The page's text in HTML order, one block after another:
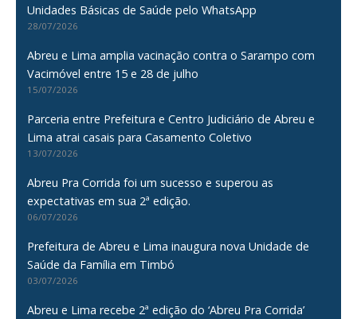
Unidades Básicas de Saúde pelo WhatsApp
28/07/2026
Abreu e Lima amplia vacinação contra o Sarampo com
Vacimóvel entre 15 e 28 de julho
15/07/2026
Parceria entre Prefeitura e Centro Judiciário de Abreu e
Lima atrai casais para Casamento Coletivo
13/07/2026
Abreu Pra Corrida foi um sucesso e superou as
expectativas em sua 2ª edição.
06/07/2026
Prefeitura de Abreu e Lima inaugura nova Unidade de
Saúde da Família em Timbó
03/07/2026
Abreu e Lima recebe 2ª edição do ‘Abreu Pra Corrida’